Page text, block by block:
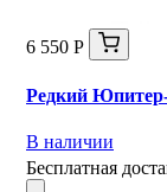
6 550 Р
Редкий
В наличии
Бесплатная